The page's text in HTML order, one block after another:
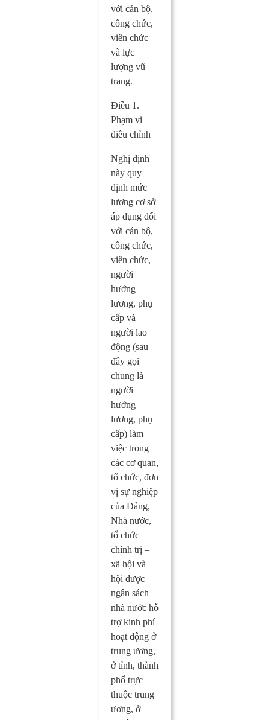
với cán bộ,
công chức,
viên chức
và lực
lượng vũ
trang.
Điều 1.
Phạm vi
điều chỉnh
Nghị định
này quy
định mức
lương cơ sở
áp dụng đối
với cán bộ,
công chức,
viên chức,
người
hưởng
lương, phụ
cấp và
người lao
động (sau
đây gọi
chung là
người
hưởng
lương, phụ
cấp) làm
việc trong
các cơ quan,
tổ chức, đơn
vị sự nghiệp
của Đảng,
Nhà nước,
tổ chức
chính trị –
xã hội và
hội được
ngân sách
nhà nước hỗ
trợ kinh phí
hoạt động ở
trung ương,
ở tỉnh, thành
phố trực
thuộc trung
ương, ở